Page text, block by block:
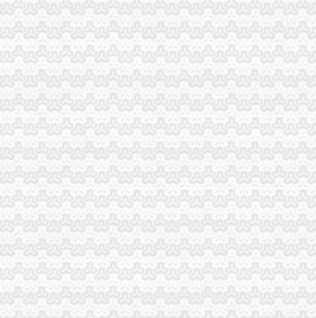
曾歼敌5500余人
代办注册公司代账一条龙_重庆工商注
祭奠-去看看小说网
交车：239路-重庆公交车网
场重庆公司到陈家湾怎么走】用车问答
团体总况花名册
_天涯社区
网
司乐清市信达-经济/市场-图宝贝文档搜索
二手魅族手机价格】-宿州赶集网
操作-查股票网